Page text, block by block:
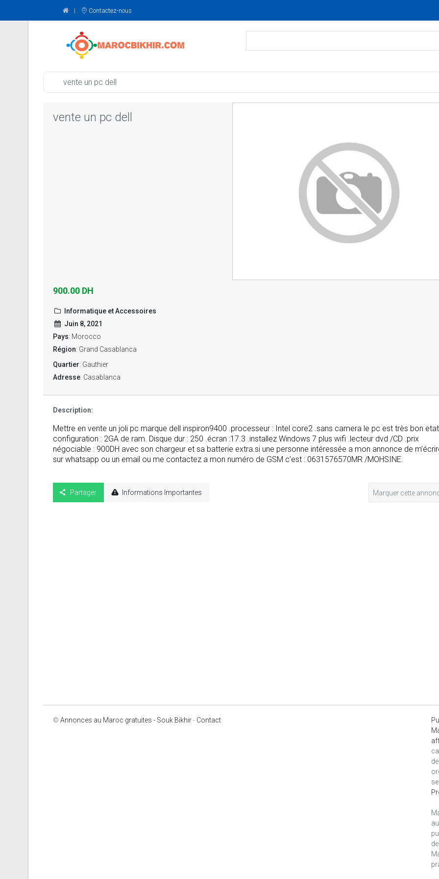
Contactez-nous
vente un pc dell
vente un pc dell
900.00 DH
Informatique et Accessoires
Juin 8, 2021
Pays: Morocco
Région: Grand Casablanca
Quartier: Gauthier
Adresse: Casablanca
Description:
Mettre en vente un joli pc marque dell inspiron9400 .processeur : Intel core2 .sans camera le pc est très bon
configuration : 2GA de ram. Disque dur : 250 .écran :17.3 .installez Windows 7 plus wifi .lecteur dvd /CD .prix
négociable : 900DH avec son chargeur et sa batterie extra.si une personne intéressée a mon annonce de
sur whatsapp ou un email ou me contactez a mon numéro de GSM c’est : 0631576570MR /MOHSINE.
Partager Informations Importantes
© Annonces au Maroc gratuites - Souk Bikhir- Contact